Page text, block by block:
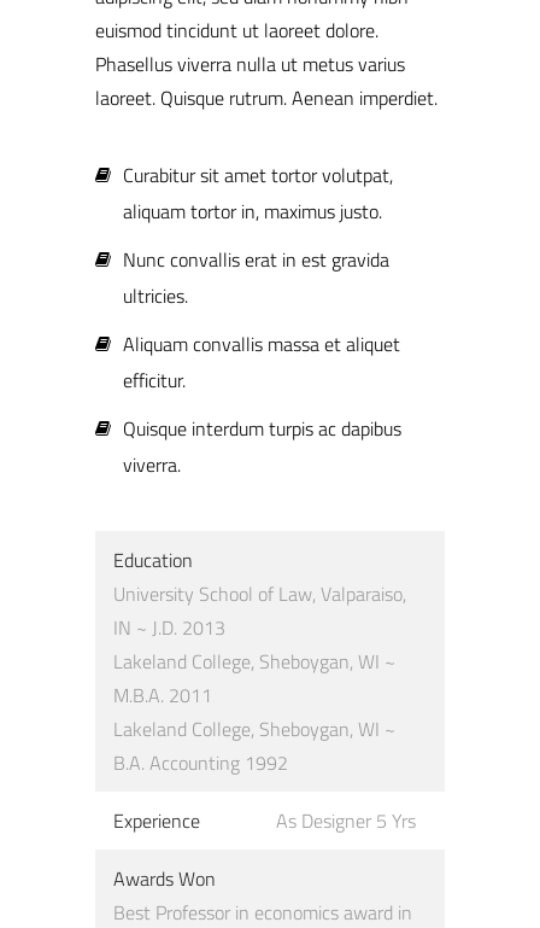
euismod tincidunt ut laoreet dolore.
Phasellus viverra nulla ut metus varius
laoreet. Quisque rutrum. Aenean imperdiet.
Curabitur sit amet tortor volutpat,
aliquam tortor in, maximus justo.
Nunc convallis erat in est gravida
ultricies.
Aliquam convallis massa et aliquet
efficitur.
Quisque interdum turpis ac dapibus
viverra.
Education
University School of Law, Valparaiso,
IN ~ J.D. 2013
Lakeland College, Sheboygan, WI ~
M.B.A. 2011
Lakeland College, Sheboygan, WI ~
B.A. Accounting 1992
Experience
As Designer 5 Yrs
Awards Won
Best Professor in economics award in